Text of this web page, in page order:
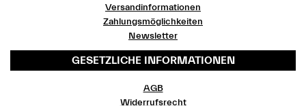
Versandinformationen
Zahlungsmöglichkeiten
Newsletter
GESETZLICHE INFORMATIONEN
AGB
Widerrufsrecht